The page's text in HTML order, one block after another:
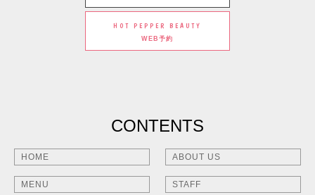
HOT PEPPER BEAUTY
WEB予約
CONTENTS
HOME ABOUT US
MENU STAFF